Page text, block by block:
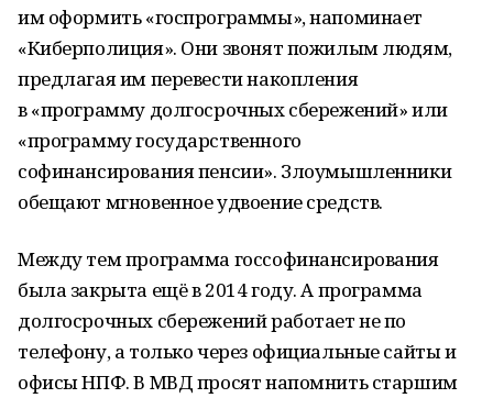
им оформить «госпрограммы», напоминает
«Киберполиция». Они звонят пожилым людям,
предлагая им перевести накопления
в «программу долгосрочных сбережений» или
«программу государственного
софинансирования пенсии». Злоумышленники
обещают мгновенное удвоение средств.
Между тем программа госсофинансирования
была закрыта ещё в 2014 году. А программа
долгосрочных сбережений работает не по
телефону, а только через официальные сайты и
офисы НПФ. В МВД просят напомнить старшим